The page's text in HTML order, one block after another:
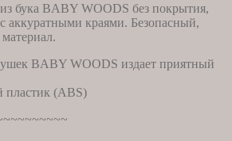
из бука BABY WOODS без покрытия,
аккуратными краями. Безопасный,
BABY WOODS издает приятный
пластик (ABS)